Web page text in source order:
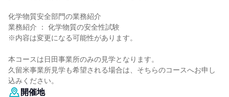
化学物質安全部門の業務紹介
業務紹介 ： 化学物質の安全性試験
※内容は変更になる可能性があります。
本コースは日田事業所のみの見学となります。
久留米事業所見学も希望される場合は、そちらのコースへお申し
込みください。
開催地